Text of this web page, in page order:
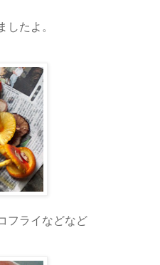
したよ。
フライなどなど